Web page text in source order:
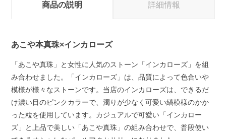
商品の説明 詳細情報
あこや本真珠×インカローズ
「あこや真珠」と女性に人気のストーン「インカローズ」を組
み合わせました。「インカローズ」は、品質によって色合いや
模様が様々なストーンです。当店のインカローズは、できるだ
け濃い目のピンクカラーで、濁りが少なく可愛い縞模様のかか
った粒を使用しています。カジュアルで可愛い「インカロー
ズ」と上品で美しい「あこや真珠」の組み合わせで、普段使い